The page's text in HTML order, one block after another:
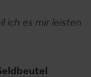
ich es mir leisten